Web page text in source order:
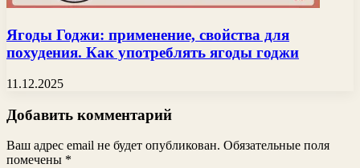
Ягоды Годжи: применение, свойства для
похудения. Как употреблять ягоды годжи
11.12.2025
Добавить комментарий
Ваш адрес email не будет опубликован. Обязательные поля
помечены *